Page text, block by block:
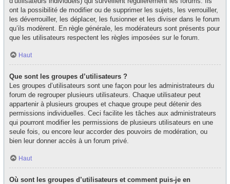
ont la possibilité de modifier ou de supprimer les sujets, les verrouiller,
les déverrouiller, les déplacer, les fusionner et les diviser dans le forum
qu’ils modèrent. En règle générale, les modérateurs sont présents pour
que les utilisateurs respectent les règles imposées sur le forum.
Haut
Que sont les groupes d’utilisateurs ?
Les groupes d’utilisateurs sont une façon pour les administrateurs du
forum de regrouper plusieurs utilisateurs. Chaque utilisateur peut
appartenir à plusieurs groupes et chaque groupe peut détenir des
permissions individuelles. Ceci facilite les tâches aux administrateurs
qui pourront modifier les permissions de plusieurs utilisateurs en une
seule fois, ou encore leur accorder des pouvoirs de modération, ou
bien leur donner accès à un forum privé.
Haut
Où sont les groupes d’utilisateurs et comment puis-je en